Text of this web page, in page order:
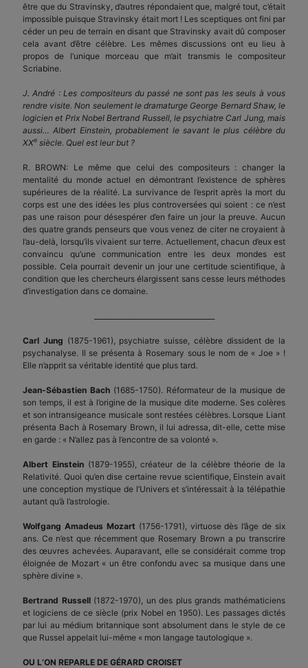
être que du Stravinsky, d’autres répondaient que, malgré tout, c’était
impossible puisque Stravinsky était mort ! Les sceptiques ont fini par
céder un peu de terrain en disant que Stravinsky avait dû composer
cela avant d’être célèbre. Les mêmes discussions ont eu lieu à
propos de l’unique morceau que m’ait transmis le compositeur
Scriabine.
J. André : Les compositeurs du passé ne sont pas les seuls à vous
rendre visite. Non seulement le dramaturge George Bernard Shaw, le
logicien et Prix Nobel Bertrand Russell, le psychiatre Carl Jung, mais
aussi… Albert Einstein, probablement le savant le plus célèbre du
XXe siècle. Quel est leur but ?
R. BROWN: Le même que celui des compositeurs : changer la
mentalité du monde actuel en démontrant l’existence de sphères
supérieures de la réalité. La survivance de l’esprit après la mort du
corps est une des idées les plus controversées qui soient : ce n’est
pas une raison pour désespérer d’en faire un jour la preuve. Aucun
des quatre grands penseurs que vous venez de citer ne croyaient à
l’au-delà, lorsqu’ils vivaient sur terre. Actuellement, chacun d’eux est
convaincu qu’une communication entre les deux mondes est
possible. Cela pourrait devenir un jour une certitude scientifique, à
condition que les chercheurs élargissent sans cesse leurs méthodes
d’investigation dans ce domaine.
Carl Jung (1875-1961), psychiatre suisse, célèbre dissident de la
psychanalyse. Il se présenta à Rosemary sous le nom de « Joe » !
Elle n’apprit sa véritable identité que plus tard.
Jean-Sébastien Bach(1685-1750). Réformateur de la musique de
son temps, il est à l’origine de la musique dite moderne. Ses colères
et son intransigeance musicale sont restées célèbres. Lorsque Liant
présenta Bach à Rosemary Brown, il lui adressa, dit-elle, cette mise
en garde : « N’allez pas à l’encontre de sa volonté ».
Albert Einstein(1879-1955), créateur de la célèbre théorie de la
Relativité. Quoi qu’en dise certaine revue scientifique, Einstein avait
une conception mystique de l’Univers et s’intéressait à la télépathie
autant qu’à l’astrologie.
Wolfgang Amadeus Mozart (1756-1791), virtuose dès l’âge de six
ans. Ce n’est que récemment que Rosemary Brown a pu transcrire
des œuvres achevées. Auparavant, elle se considérait comme trop
éloignée de Mozart « un être confondu avec sa musique dans une
sphère divine ».
Bertrand Russell(1872-1970), un des plus grands mathématiciens
et logiciens de ce siècle (prix Nobel en 1950). Les passages dictés
par lui au médium britannique sont absolument dans le style de ce
que Russel appelait lui-même « mon langage tautologique ».
OU L’ON REPARLE DE GÉRARD CROISET